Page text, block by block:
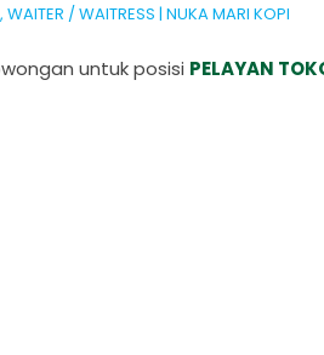
/ WAITRESS | NUKA MARI KOPI
untuk posisi PELAYAN